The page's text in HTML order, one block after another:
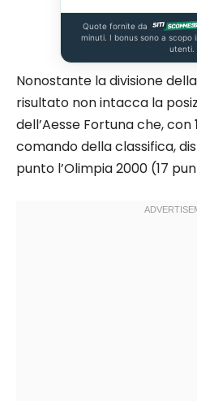
Quote fornite da
minuti. I bonus sono a scopo
utenti.
Nonostante la divisione
risultato non intacca la
dell’Aesse Fortuna che, con
comando della classifica,
punto l’Olimpia 2000 (17